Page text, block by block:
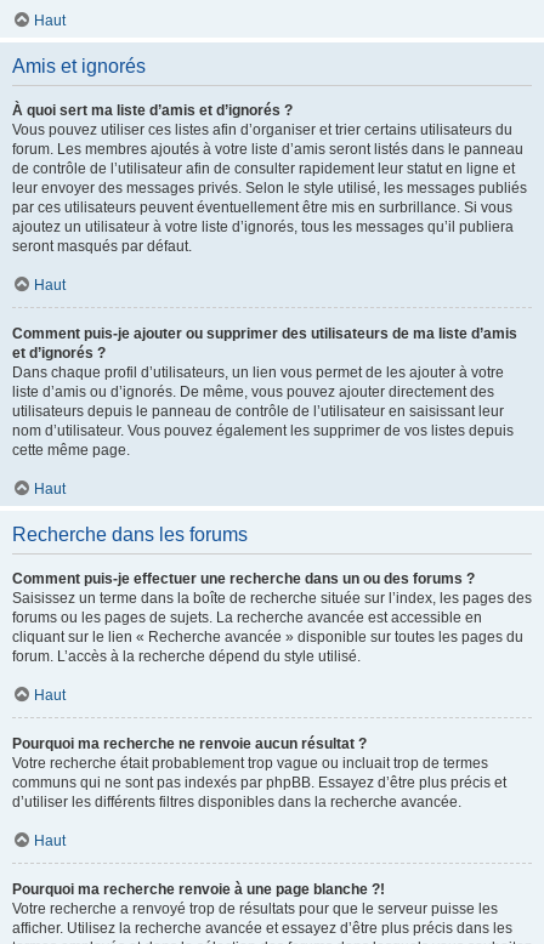
Haut
Amis et ignorés
À quoi sert ma liste d’amis et d’ignorés ?
Vous pouvez utiliser ces listes afin d’organiser et trier certains utilisateurs du
forum. Les membres ajoutés à votre liste d’amis seront listés dans le panneau
de contrôle de l’utilisateur afin de consulter rapidement leur statut en ligne et
leur envoyer des messages privés. Selon le style utilisé, les messages publiés
par ces utilisateurs peuvent éventuellement être mis en surbrillance. Si vous
ajoutez un utilisateur à votre liste d’ignorés, tous les messages qu’il publiera
seront masqués par défaut.
Haut
Comment puis-je ajouter ou supprimer des utilisateurs de ma liste d’amis
et d’ignorés ?
Dans chaque profil d’utilisateurs, un lien vous permet de les ajouter à votre
liste d’amis ou d’ignorés. De même, vous pouvez ajouter directement des
utilisateurs depuis le panneau de contrôle de l’utilisateur en saisissant leur
nom d’utilisateur. Vous pouvez également les supprimer de vos listes depuis
cette même page.
Haut
Recherche dans les forums
Comment puis-je effectuer une recherche dans un ou des forums ?
Saisissez un terme dans la boîte de recherche située sur l’index, les pages des
forums ou les pages de sujets. La recherche avancée est accessible en
cliquant sur le lien « Recherche avancée » disponible sur toutes les pages du
forum. L’accès à la recherche dépend du style utilisé.
Haut
Pourquoi ma recherche ne renvoie aucun résultat ?
Votre recherche était probablement trop vague ou incluait trop de termes
communs qui ne sont pas indexés par phpBB. Essayez d’être plus précis et
d’utiliser les différents filtres disponibles dans la recherche avancée.
Haut
Pourquoi ma recherche renvoie à une page blanche ?!
Votre recherche a renvoyé trop de résultats pour que le serveur puisse les
afficher. Utilisez la recherche avancée et essayez d’être plus précis dans les